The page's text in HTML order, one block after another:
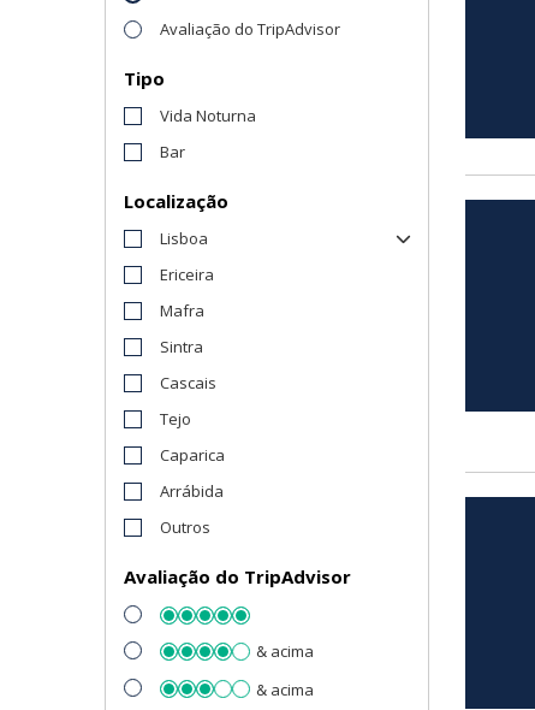
Avaliação do TripAdvisor
Tipo
Vida Noturna
Bar
Localização
Lisboa
Ericeira
Mafra
Sintra
Cascais
Tejo
Caparica
Arrábida
Outros
Avaliação do TripAdvisor
& acima
& acima